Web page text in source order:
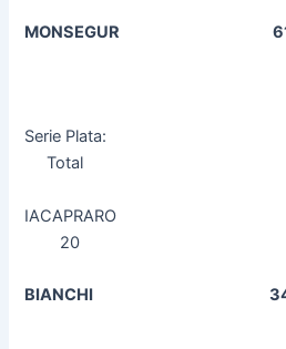
MONSEGUR
Serie
Total
20
BIANCHI